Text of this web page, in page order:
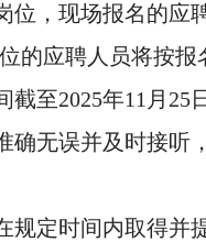
位，现场报名的
的应聘人员将按
至2025年11月25
确无误并及时接
规定时间内取得